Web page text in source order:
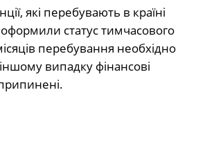
які перебувають в країні
оформили статус тимчасового
перебування необхідно
випадку фінансові